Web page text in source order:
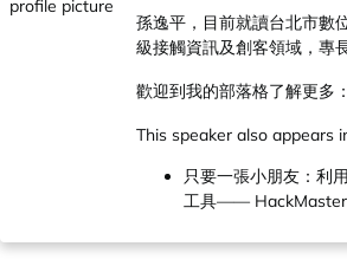
孫逸平，目前就讀台北市數
級接觸資訊及創客領域，專
歡迎到我的部落格了解更多：
This speaker also appears
只要一張小朋友：利
工具——